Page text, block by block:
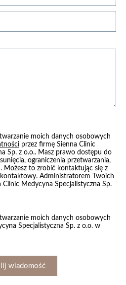
moich danych osobowych
przez firmę Sienna Clinic
Sp. z o.o.. Masz prawo dostępu do
ograniczenia przetwarzania,
Możesz to zrobić kontaktując się z
Administratorem Twoich
Medycyna Specjalistyczna Sp.
moich danych osobowych
Specjalistyczna Sp. z o.o. w
wiadomość